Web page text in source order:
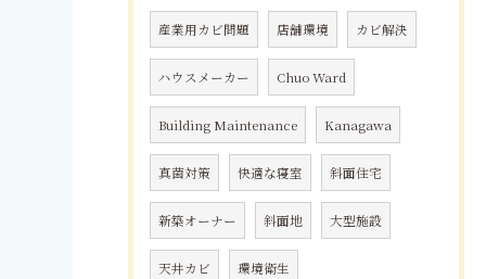
産業用カビ問題 店舗環境 カビ解決
ハウスメーカー Chuo Ward
Building Maintenance Kanagawa
真菌対策 快適な寝室 斜面住宅
新築オーナー 斜面地 大型施設
天井カビ 環境衛生